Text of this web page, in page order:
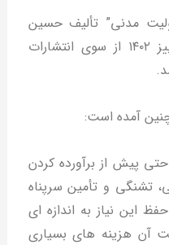
مدنی” تألیف حسین
عمویی و وحب یوسفی در پاییز ۱۴۰۲ از سوی انتشارات
آمده است:
پیش از برآورده کردن
تشنگی و تأمین سرپناه
این نیاز به اندازه ای
آن هزینه های بسیاری